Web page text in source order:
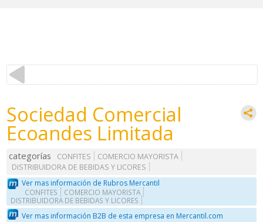
Sociedad Comercial
Ecoandes Limitada
categorías CONFITES
COMERCIO MAYORISTA
DISTRIBUIDORA DE BEBIDAS Y LICORES
Ver mas información de Rubros Mercantil
CONFITES
COMERCIO MAYORISTA
DISTRIBUIDORA DE BEBIDAS Y LICORES
Ver mas información B2B de esta empresa en Mercantil.com